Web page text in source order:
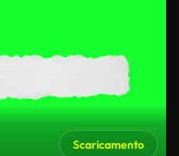
Scaricamento